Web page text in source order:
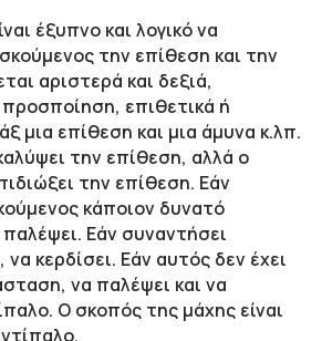
έξυπνο και λογικό να
την επίθεση και την
αριστερά και δεξιά,
προσποίηση, επιθετικά ή
μια επίθεση και μια άμυνα κ.λπ.
την επίθεση, αλλά ο
την επίθεση. Εάν
κάποιον δυνατό
Εάν συναντήσει
κερδίσει. Εάν αυτός δεν έχει
να παλέψει και να
Ο σκοπός της μάχης είναι